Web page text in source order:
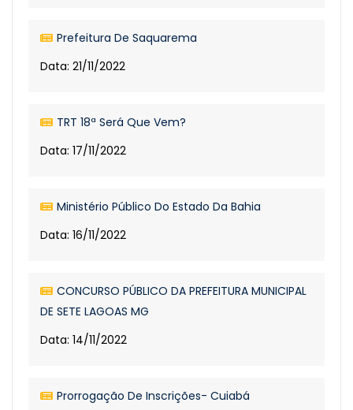
Prefeitura De Saquarema
Data: 21/11/2022
TRT 18ª Será Que Vem?
Data: 17/11/2022
Ministério Público Do Estado Da Bahia
Data: 16/11/2022
CONCURSO PÚBLICO DA PREFEITURA MUNICIPAL
DE SETE LAGOAS MG
Data: 14/11/2022
Prorrogação De Inscrições- Cuiabá